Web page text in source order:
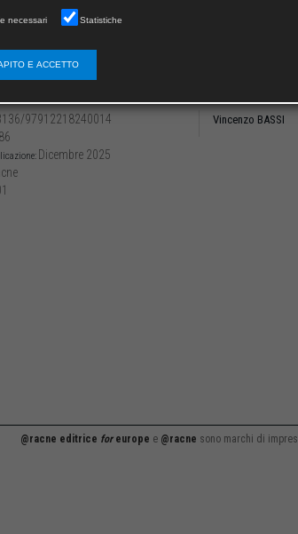
funzione economica (oltre
impositivo
97912218240014
Dicembre 2025
Vincenzo BASSI
@racne editrice foreurope e @racne sono marchi di
necessari Statistiche
E ACCETTO